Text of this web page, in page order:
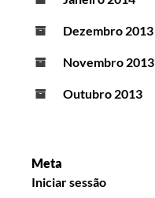
Dezembro 2013
Novembro 2013
Outubro 2013
Meta
Iniciar sessão